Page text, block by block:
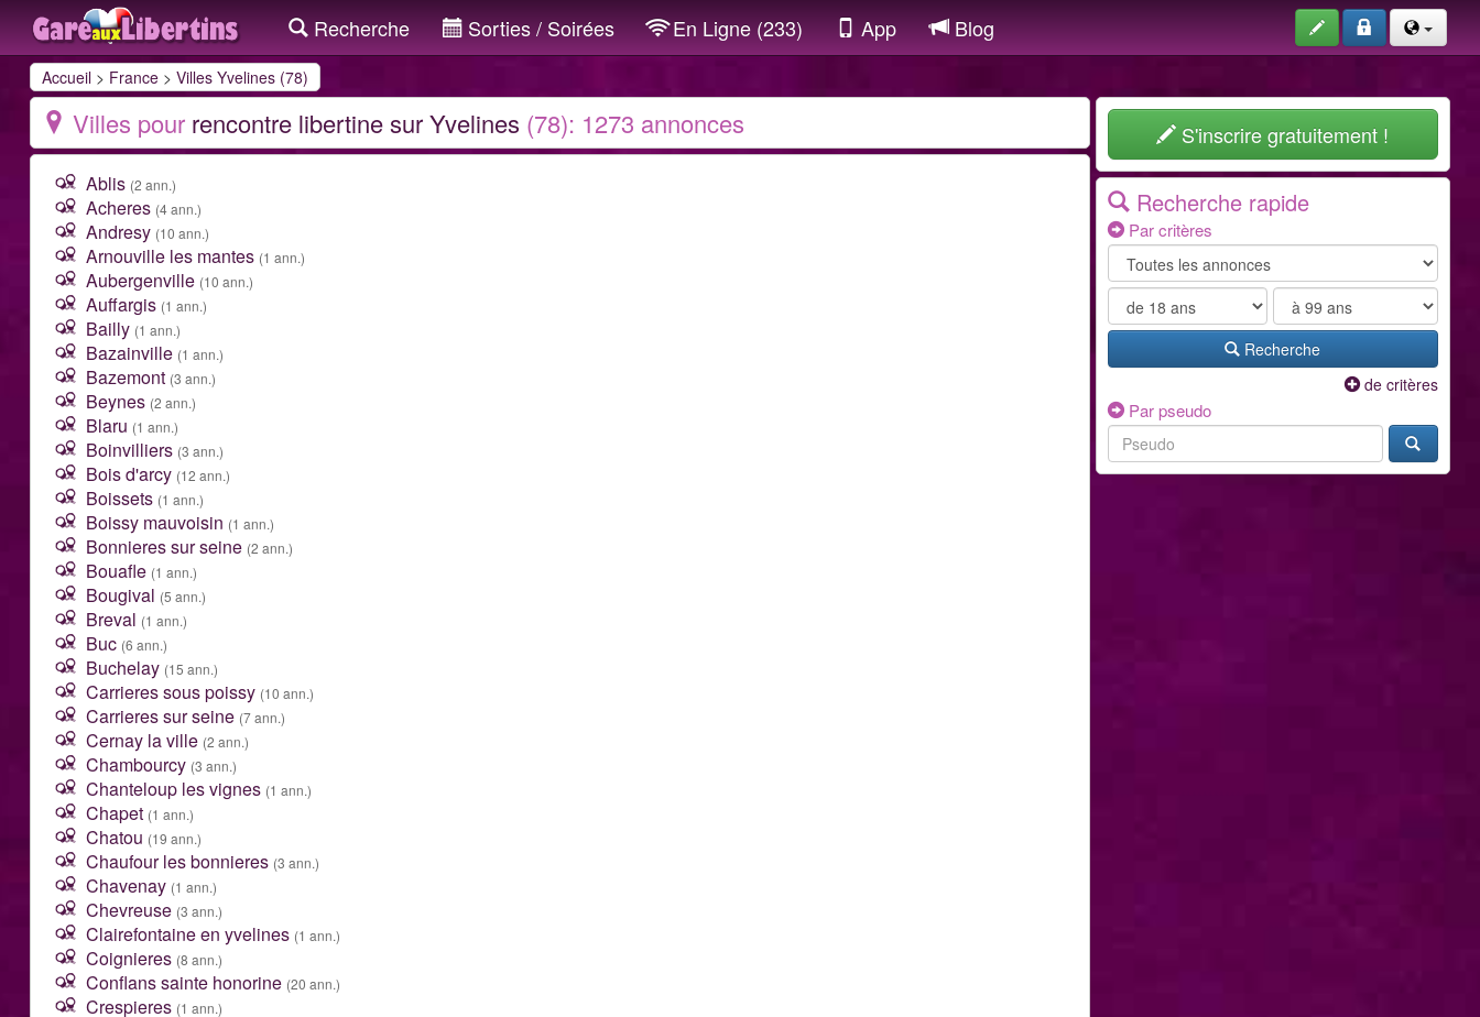
Recherche Sorties / Soirées En Ligne (233) App Blog
Accueil > France > Villes Yvelines (78)
Villes pour rencontre libertine sur Yvelines (78): 1273 annonces
Ablis (2 ann.)
Acheres (4 ann.)
Andresy (10 ann.)
Arnouville les mantes (1 ann.)
Aubergenville (10 ann.)
Auffargis (1 ann.)
Bailly (1 ann.)
Bazainville (1 ann.)
Bazemont (3 ann.)
Beynes (2 ann.)
Blaru (1 ann.)
Boinvilliers (3 ann.)
Bois d'arcy (12 ann.)
Boissets (1 ann.)
Boissy mauvoisin (1 ann.)
Bonnieres sur seine (2 ann.)
Bouafle (1 ann.)
Bougival (5 ann.)
Breval (1 ann.)
Buc (6 ann.)
Buchelay (15 ann.)
Carrieres sous poissy (10 ann.)
Carrieres sur seine (7 ann.)
Cernay la ville (2 ann.)
Chambourcy (3 ann.)
Chanteloup les vignes (1 ann.)
Chapet (1 ann.)
Chatou (19 ann.)
Chaufour les bonnieres (3 ann.)
Chavenay (1 ann.)
Chevreuse (3 ann.)
Clairefontaine en yvelines (1 ann.)
Coignieres (8 ann.)
Conflans sainte honorine (20 ann.)
Crespieres (1 ann.)
S'inscrire gratuitement !
Recherche rapide
Par critères
Recherche
de critères
Par pseudo